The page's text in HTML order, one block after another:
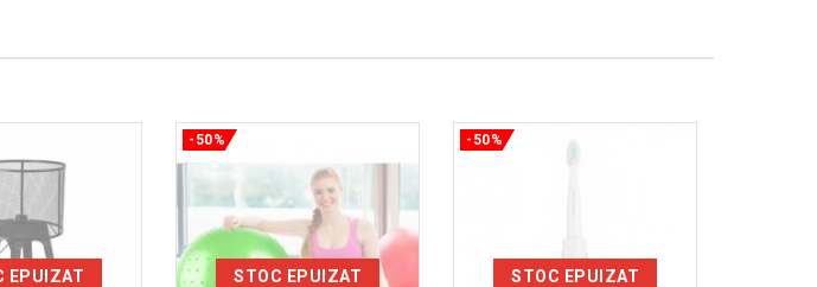
EPUIZAT STOC EPUIZAT
-50%
STOC EPUIZAT
-50%